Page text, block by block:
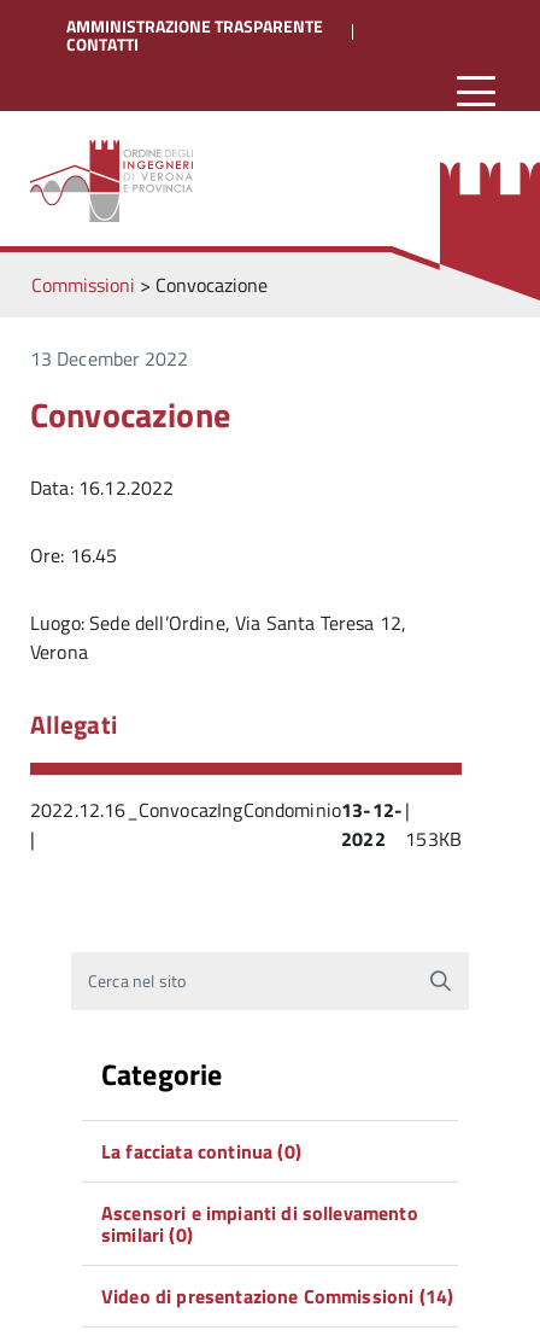
AMMINISTRAZIONE TRASPARENTE
CONTATTI
Commissioni > Convocazione
13 December 2022
Convocazione
Data: 16.12.2022
Ore: 16.45
Luogo: Sede dell’Ordine, Via Santa Teresa 12,
Verona
Allegati
2022.12.16_ConvocazIngCondominio
|
13-12-
2022
|
153KB
Cerca nel sito
Categorie
La facciata continua (0)
Ascensori e impianti di sollevamento
similari (0)
Video di presentazione Commissioni (14)